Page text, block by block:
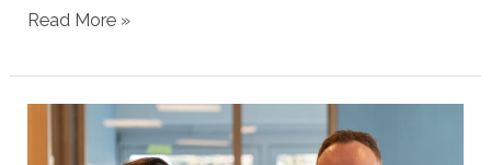
Gründer
Monats
April
Read More »